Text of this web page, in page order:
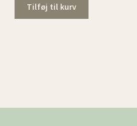
Tilføj til kurv